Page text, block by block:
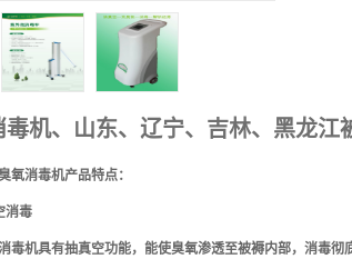
毒机、山东、辽宁、吉林、黑龙江
氧消毒机产品特点：
消毒
毒机具有抽真空功能，能使臭氧渗透至被褥内部，消毒彻